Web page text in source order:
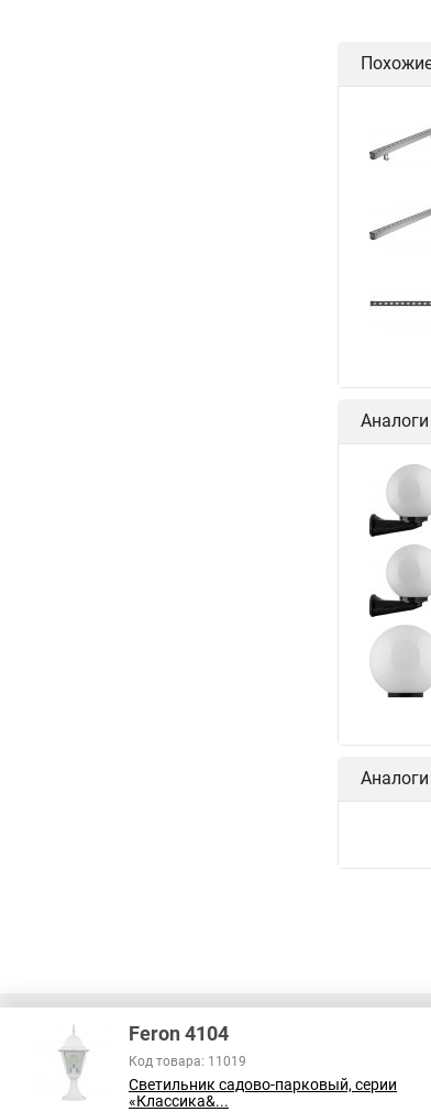
В соответствии с пунктом 2 статьи 437 ГК РФ, вся
Feron 4104
Код товара: 11019
Светильник садово-парковый, серии
«Классика&...